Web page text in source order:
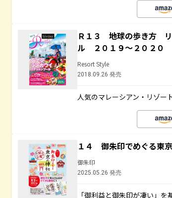
Ｒ１３ 地球の歩き方
ル ２０１９～２０２０
Resort Style
2018.09.26 発売
人気のマレーシアン・リゾー
１４ 御朱印でめぐる東
御朱印
2025.05.26 発売
「御利益と御朱印が凄い」